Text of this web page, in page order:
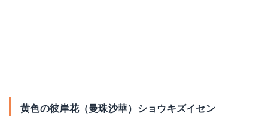
黄色の彼岸花（曼珠沙華）ショウキズイセン